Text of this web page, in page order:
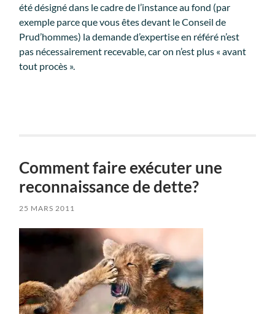
été désigné dans le cadre de l’instance au fond (par
exemple parce que vous êtes devant le Conseil de
Prud’hommes) la demande d’expertise en référé n’est
pas nécessairement recevable, car on n’est plus « avant
tout procès ».
Comment faire exécuter une
reconnaissance de dette?
25 MARS 2011